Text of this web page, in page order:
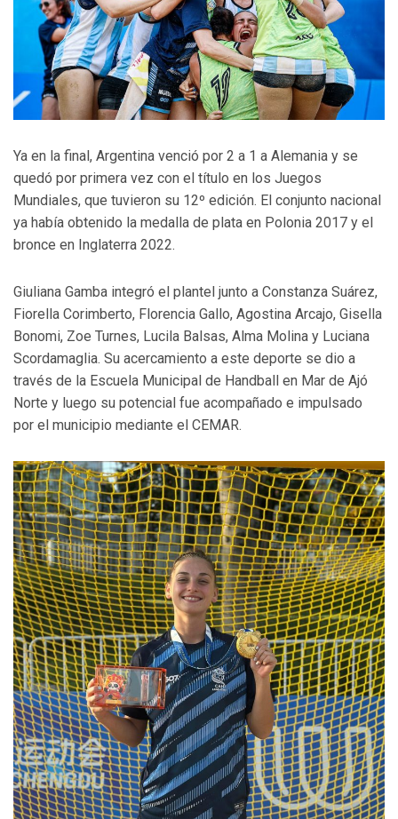
Ya en la final, Argentina venció por 2 a 1 a Alemania y se
quedó por primera vez con el título en los Juegos
Mundiales, que tuvieron su 12º edición. El conjunto nacional
ya había obtenido la medalla de plata en Polonia 2017 y el
bronce en Inglaterra 2022.
Giuliana Gamba integró el plantel junto a Constanza Suárez,
Fiorella Corimberto, Florencia Gallo, Agostina Arcajo, Gisella
Bonomi, Zoe Turnes, Lucila Balsas, Alma Molina y Luciana
Scordamaglia. Su acercamiento a este deporte se dio a
través de la Escuela Municipal de Handball en Mar de Ajó
Norte y luego su potencial fue acompañado e impulsado
por el municipio mediante el CEMAR.